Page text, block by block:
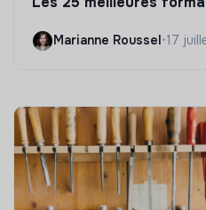
Marianne Roussel •17